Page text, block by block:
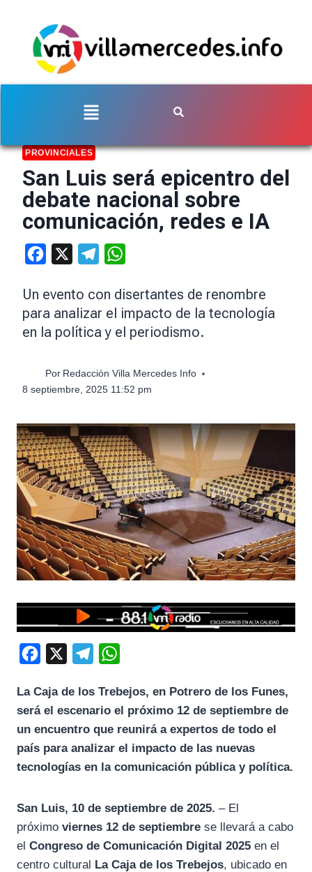
PROVINCIALES
San Luis será epicentro del
debate nacional sobre
comunicación, redes e IA
Facebook Telegram
Un evento con disertantes de renombre
para analizar el impacto de la tecnología
en la política y el periodismo.
Por Redacción Villa Mercedes Info
8 septiembre, 2025 11:52 pm
c
e
b
o
l
e
g
a
t
s
La Caja de los Trebejos, en Potrero de los Funes,
será el escenario el próximo 12 de septiembre de
un encuentro que reunirá a expertos de todo el
país para analizar el impacto de las nuevas
tecnologías en la comunicación pública y política.
San Luis, 10 de septiembre de 2025. – El
próximo viernes 12 de septiembre se llevará a cabo
el Congreso de Comunicación Digital 2025 en el
centro cultural La Caja de los Trebejos, ubicado en